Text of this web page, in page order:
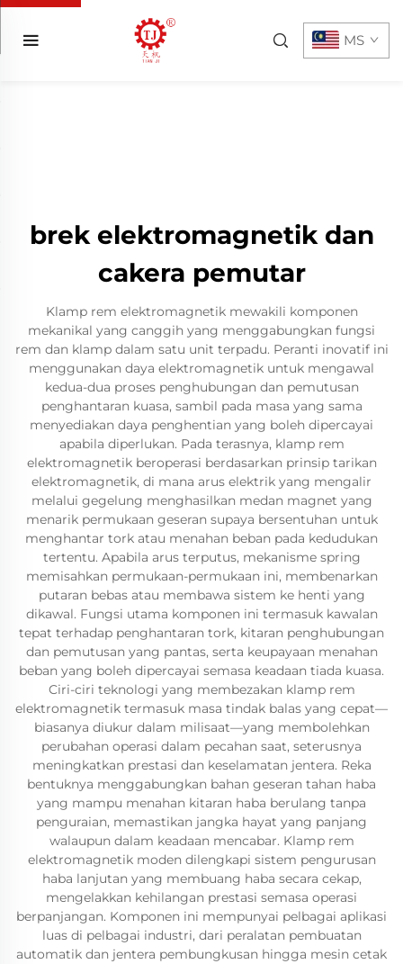
MS
brek elektromagnetik dan
cakera pemutar
Klamp rem elektromagnetik mewakili komponen
mekanikal yang canggih yang menggabungkan fungsi
rem dan klamp dalam satu unit terpadu. Peranti inovatif ini
menggunakan daya elektromagnetik untuk mengawal
kedua-dua proses penghubungan dan pemutusan
penghantaran kuasa, sambil pada masa yang sama
menyediakan daya penghentian yang boleh dipercayai
apabila diperlukan. Pada terasnya, klamp rem
elektromagnetik beroperasi berdasarkan prinsip tarikan
elektromagnetik, di mana arus elektrik yang mengalir
melalui gegelung menghasilkan medan magnet yang
menarik permukaan geseran supaya bersentuhan untuk
menghantar tork atau menahan beban pada kedudukan
tertentu. Apabila arus terputus, mekanisme spring
memisahkan permukaan-permukaan ini, membenarkan
putaran bebas atau membawa sistem ke henti yang
dikawal. Fungsi utama komponen ini termasuk kawalan
tepat terhadap penghantaran tork, kitaran penghubungan
dan pemutusan yang pantas, serta keupayaan menahan
beban yang boleh dipercayai semasa keadaan tiada kuasa.
Ciri-ciri teknologi yang membezakan klamp rem
elektromagnetik termasuk masa tindak balas yang cepat—
biasanya diukur dalam milisaat—yang membolehkan
perubahan operasi dalam pecahan saat, seterusnya
meningkatkan prestasi dan keselamatan jentera. Reka
bentuknya menggabungkan bahan geseran tahan haba
yang mampu menahan kitaran haba berulang tanpa
penguraian, memastikan jangka hayat yang panjang
walaupun dalam keadaan mencabar. Klamp rem
elektromagnetik moden dilengkapi sistem pengurusan
haba lanjutan yang membuang haba secara cekap,
mengelakkan kehilangan prestasi semasa operasi
berpanjangan. Komponen ini mempunyai pelbagai aplikasi
luas di pelbagai industri, dari peralatan pembuatan
automatik dan jentera pembungkusan hingga mesin cetak